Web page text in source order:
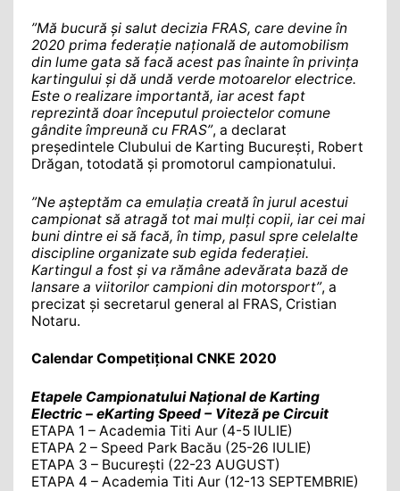
”Mă bucură și salut decizia FRAS, care devine în
2020 prima federație națională de automobilism
din lume gata să facă acest pas înainte în privința
kartingului și dă undă verde motoarelor electrice.
Este o realizare importantă, iar acest fapt
reprezintă doar începutul proiectelor comune
gândite împreună cu FRAS”, a declarat
președintele Clubului de Karting București, Robert
Drăgan, totodată și promotorul campionatului.
”Ne așteptăm ca emulația creată în jurul acestui
campionat să atragă tot mai mulți copii, iar cei mai
buni dintre ei să facă, în timp, pasul spre celelalte
discipline organizate sub egida federației.
Kartingul a fost și va rămâne adevărata bază de
lansare a viitorilor campioni din motorsport”, a
precizat și secretarul general al FRAS, Cristian
Notaru.
Calendar Competițional CNKE 2020
Etapele Campionatului Național de Karting
Electric – eKarting Speed – Viteză pe Circuit
ETAPA 1 – Academia Titi Aur (4-5 IULIE)
ETAPA 2 – Speed Park Bacău (25-26 IULIE)
ETAPA 3 – București (22-23 AUGUST)
ETAPA 4 – Academia Titi Aur (12-13 SEPTEMBRIE)